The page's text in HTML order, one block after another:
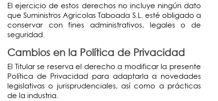
El ejercicio de estos derechos no incluye ningún dato
que Suministros Agricolas Taboada S.L. esté obligado a
conservar con fines administrativos, legales o de
seguridad.
Cambios en la Política de Privacidad
El Titular se reserva el derecho a modificar la presente
Política de Privacidad para adaptarla a novedades
legislativas o jurisprudenciales, así como a prácticas
de la industria.